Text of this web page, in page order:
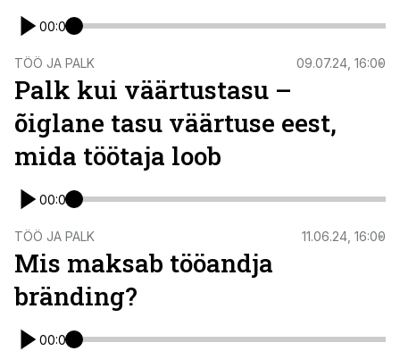
00:00
TÖÖ JA PALK 09.07.24, 16:00
Palk kui väärtustasu –
õiglane tasu väärtuse eest,
mida töötaja loob
00:00
TÖÖ JA PALK 11.06.24, 16:00
Mis maksab tööandja
bränding?
00:00